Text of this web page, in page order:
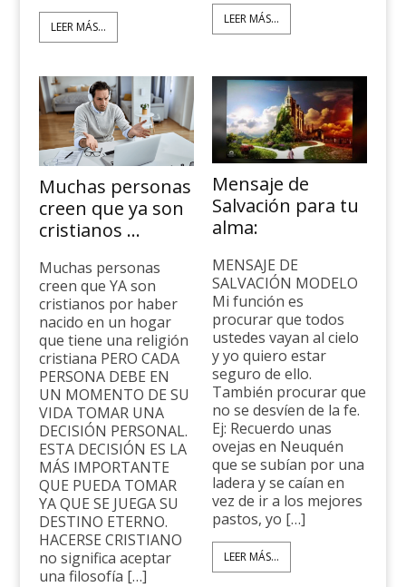
LEER MÁS...
LEER MÁS...
Muchas personas
creen que ya son
cristianos …
Muchas personas
creen que YA son
cristianos por haber
nacido en un hogar
que tiene una religión
cristiana PERO CADA
PERSONA DEBE EN
UN MOMENTO DE SU
VIDA TOMAR UNA
DECISIÓN PERSONAL.
ESTA DECISIÓN ES LA
MÁS IMPORTANTE
QUE PUEDA TOMAR
YA QUE SE JUEGA SU
DESTINO ETERNO.
HACERSE CRISTIANO
no significa aceptar
una filosofía […]
Mensaje de
Salvación para tu
alma:
MENSAJE DE
SALVACIÓN MODELO
Mi función es
procurar que todos
ustedes vayan al cielo
y yo quiero estar
seguro de ello.
También procurar que
no se desvíen de la fe.
Ej: Recuerdo unas
ovejas en Neuquén
que se subían por una
ladera y se caían en
vez de ir a los mejores
pastos, yo […]
LEER MÁS...